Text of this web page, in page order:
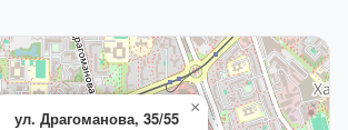
ул. Драгоманова, 35/55
×